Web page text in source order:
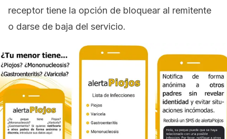
receptor tiene la opción de bloquear al remitente
o darse de baja del servicio.